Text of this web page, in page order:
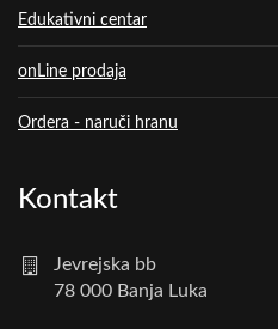
Edukativni centar
onLine prodaja
Ordera - naruči hranu
Kontakt
Jevrejska bb
78 000 Banja Luka